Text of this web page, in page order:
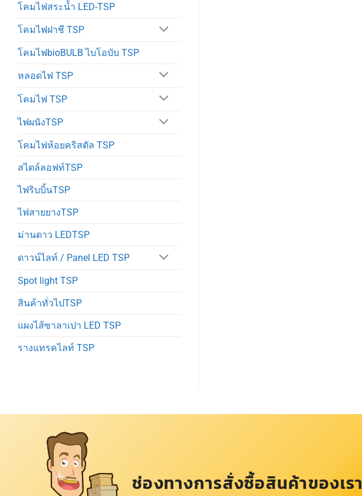
โคมไฟสระน้ำ LED-TSP
โคมไฟฝาชี TSP
โคมไฟbioBULB ไบโอบับ TSP
หลอดไฟ TSP
โคมไฟ TSP
ไฟผนังTSP
โคมไฟห้อยคริสตัล TSP
สไตล์ลอฟท์TSP
ไฟริบบิ้นTSP
ไฟสายยางTSP
ม่านดาว LEDTSP
ดาวน์ไลท์ / Panel LED TSP
Spot light TSP
สินค้าทั่วไปTSP
แผงไส้ซาลาเปา LED TSP
รางแทรคไลท์ TSP
ช่องทางการสั่งซื้อสินค้าของเรา